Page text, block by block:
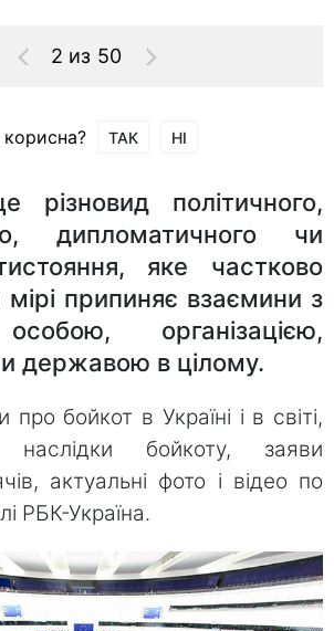
2 из 50
корисна? ТАК НІ
різновид політичного,
дипломатичного чи
яке частково
мірі припиняє взаємини з
організацією,
державою в цілому.
про бойкот в Україні і в світі,
бойкоту, заяви
актуальні фото і відео по
РБК-Україна.